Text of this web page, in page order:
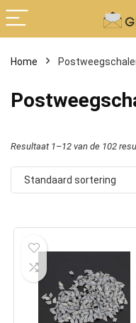
Home
Resultaat 1–12 van de 102
Standaard sortering